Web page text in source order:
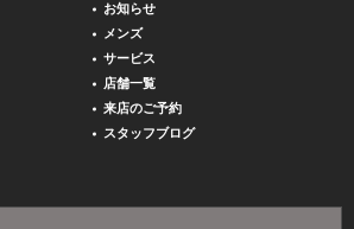
お知らせ
メンズ
サービス
店舗一覧
来店のご予約
スタッフブログ